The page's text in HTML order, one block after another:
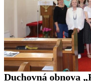
Duchovná obnova